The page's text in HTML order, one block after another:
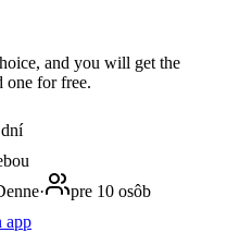
and you will get the
one for free.
·
pre 10 osôb
app